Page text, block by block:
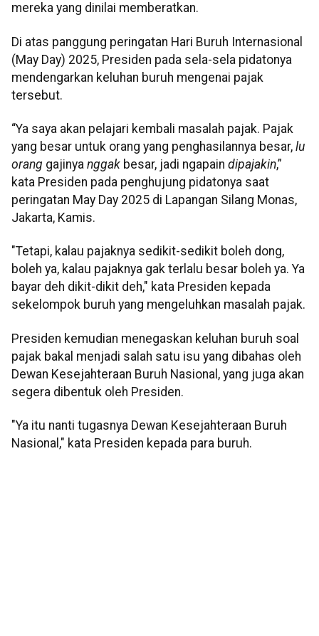
mereka yang dinilai memberatkan.
Di atas panggung peringatan Hari Buruh Internasional
(May Day) 2025, Presiden pada sela-sela pidatonya
mendengarkan keluhan buruh mengenai pajak
tersebut.
“Ya saya akan pelajari kembali masalah pajak. Pajak
yang besar untuk orang yang penghasilannya besar, lu
orang gajinya nggak besar, jadi ngapain dipajakin,”
kata Presiden pada penghujung pidatonya saat
peringatan May Day 2025 di Lapangan Silang Monas,
Jakarta, Kamis.
"Tetapi, kalau pajaknya sedikit-sedikit boleh dong,
boleh ya, kalau pajaknya gak terlalu besar boleh ya. Ya
bayar deh dikit-dikit deh," kata Presiden kepada
sekelompok buruh yang mengeluhkan masalah pajak.
Presiden kemudian menegaskan keluhan buruh soal
pajak bakal menjadi salah satu isu yang dibahas oleh
Dewan Kesejahteraan Buruh Nasional, yang juga akan
segera dibentuk oleh Presiden.
"Ya itu nanti tugasnya Dewan Kesejahteraan Buruh
Nasional," kata Presiden kepada para buruh.